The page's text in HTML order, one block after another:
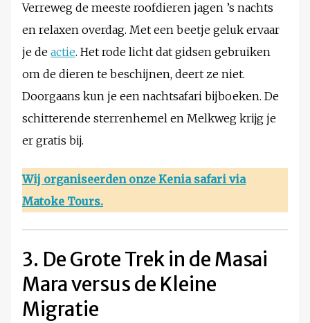
Verreweg de meeste roofdieren jagen ’s nachts
en relaxen overdag. Met een beetje geluk ervaar
je de actie. Het rode licht dat gidsen gebruiken
om de dieren te beschijnen, deert ze niet.
Doorgaans kun je een nachtsafari bijboeken. De
schitterende sterrenhemel en Melkweg krijg je
er gratis bij.
Wij organiseerden onze Kenia safari via
Matoke Tours.
3. De Grote Trek in de Masai
Mara versus de Kleine
Migratie